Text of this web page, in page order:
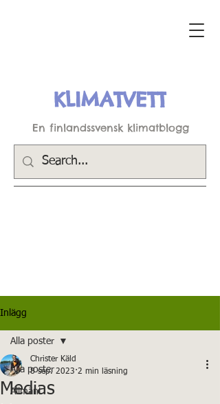
KLIMATVETT
En finlandssvensk klimatblogg
Inlägg
Alla poster
Allmänt
Alla poster
Medias
Christer Käld
8 sep. 2023 2 min läsning